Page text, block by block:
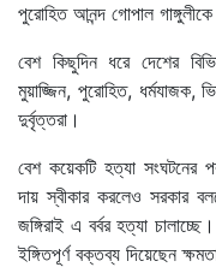
পুরোহিত আনন্দ গোপাল
বেশ কিছুদিন ধরে দেশের
মুয়াজ্জিন, পুরোহিত, ধর্মযাজক,
দুর্বৃত্তরা।
বেশ কয়েকটি হত্যা সংঘটনের
দায় স্বীকার করলেও সরকার
জঙ্গিরাই এ বর্বর হত্যা
ইঙ্গিতপূর্ণ বক্তব্য দিয়েছেন